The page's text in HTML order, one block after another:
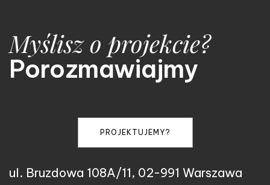
Myślisz o projekcie?
Porozmawiajmy
PROJEKTUJEMY?
ul. Bruzdowa 108A/11, 02-991 Warszawa